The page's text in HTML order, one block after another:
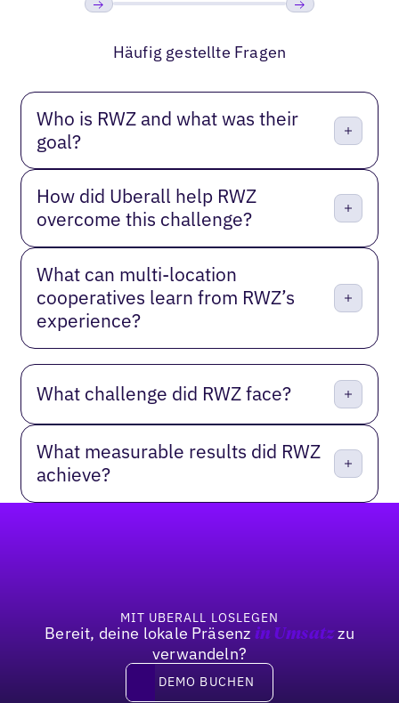
Häufig gestellte Fragen
Who is RWZ and what was their
goal?
How did Uberall help RWZ
overcome this challenge?
What can multi-location
cooperatives learn from RWZ’s
experience?
What challenge did RWZ face?
What measurable results did RWZ
achieve?
MIT UBERALL LOSLEGEN
Bereit, deine lokale Präsenz in Umsatzzu
verwandeln?
DEMO BUCHEN
DEMO BUCHEN